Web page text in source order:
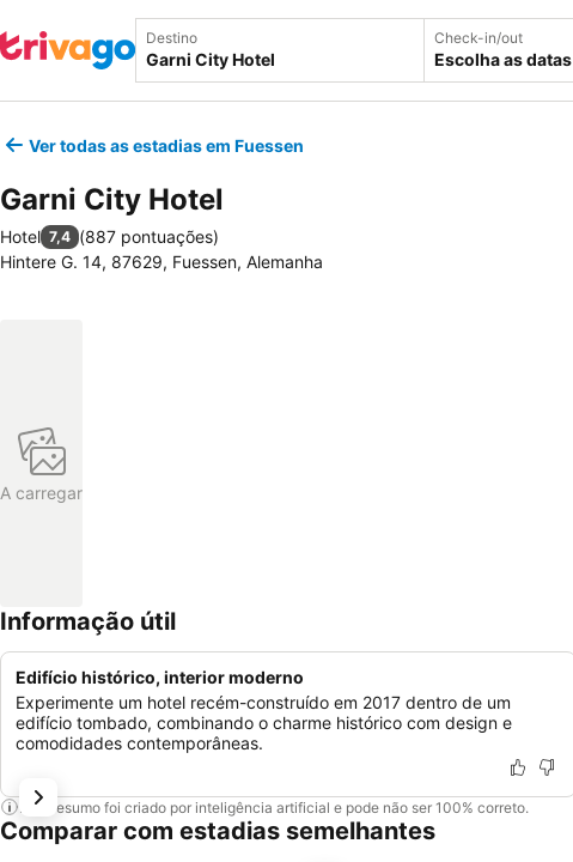
Destino Check-in/out
Escolha as datas
Ver todas as estadias em Fuessen
Garni City Hotel
Hotel 7,4 (887 pontuações)
Hintere G. 14, 87629, Fuessen, Alemanha
A carregar
Informação útil
Edifício histórico, interior moderno
Experimente um hotel recém-construído em 2017 dentro de um
edifício tombado, combinando o charme histórico com design e
comodidades contemporâneas.
Este resumo foi criado por inteligência artificial e pode não ser 100% correto.
Comparar com estadias semelhantes